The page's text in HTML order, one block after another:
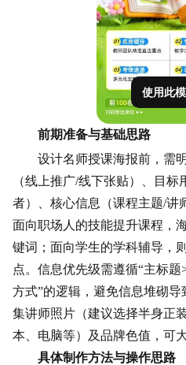
使用此
前期准备与基础思路
设计名师授课海报前，需
（线上推广/线下张贴）、目标
者）、核心信息（课程主题/讲
面向职场人的技能提升课程，
键词；面向学生的学科辅导，
点。信息优先级需遵循“主标题
方式”的逻辑，避免信息堆砌
集讲师照片（建议选择半身正
本、电脑等）及品牌色值，可
具体制作方法与操作思路